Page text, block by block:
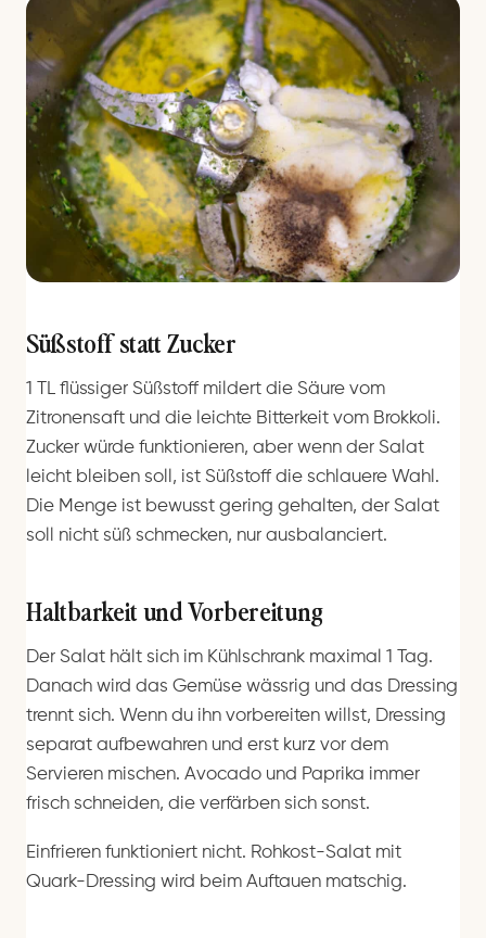
Süßstoff statt Zucker
1 TL flüssiger Süßstoff mildert die Säure vom
Zitronensaft und die leichte Bitterkeit vom Brokkoli.
Zucker würde funktionieren, aber wenn der Salat
leicht bleiben soll, ist Süßstoff die schlauere Wahl.
Die Menge ist bewusst gering gehalten, der Salat
soll nicht süß schmecken, nur ausbalanciert.
Haltbarkeit und Vorbereitung
Der Salat hält sich im Kühlschrank maximal 1 Tag.
Danach wird das Gemüse wässrig und das Dressing
trennt sich. Wenn du ihn vorbereiten willst, Dressing
separat aufbewahren und erst kurz vor dem
Servieren mischen. Avocado und Paprika immer
frisch schneiden, die verfärben sich sonst.
Einfrieren funktioniert nicht. Rohkost-Salat mit
Quark-Dressing wird beim Auftauen matschig.